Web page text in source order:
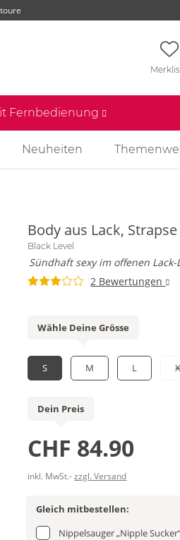
Fernbedienung
Neuheiten
Body aus Lack,
Black Level
Sündhaft sexy im offenen Lack-
2 Bewertungen
Wähle Deine Grösse
S M L
Dein Preis
CHF 84.90
inkl. MwSt.-zzgl. Versand
Gleich mitbestellen:
Nippelsauger „Nipple